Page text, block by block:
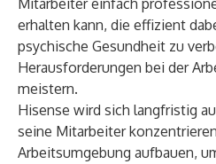
Mitarbeiter einfach
erhalten kann, die effizient
psychische Gesundheit zu
Herausforderungen bei der
meistern.
Hisense wird sich langfristig
seine Mitarbeiter
Arbeitsumgebung aufbauen,